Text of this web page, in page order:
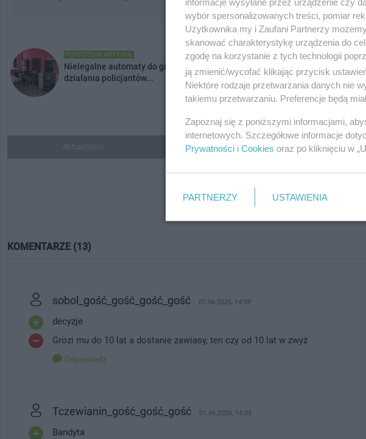
POPRZEDNI ARTYKUŁ
Nielegalne automaty do gier zabezpieczone. Wspólne
działania policjantów...
Do ulubionych
KOMENTARZE (13)
sobol_gość_gość_gość_gość 01.06.2026, 14:09
decyzje
Grozi mu do 10 lat a dostanie zawiasy, ten czy od 10 lat w zwyż
Odpowiedz
Tczewianin_gość_gość_gość 01.06.2026, 14:33
Bandyta
wybór spersonalizowanych treści, pomiar
Użytkownika my i Zaufani Partnerzy
skanować charakterystykę urządzenia do
zgodę na korzystanie z tych technologii
ją zmienić/wycofać klikając przycisk
Niektóre rodzaje przetwarzania danych nie
takiemu przetwarzaniu. Preferencje będą
Zapoznaj się z poniższymi informacjami,
internetowych. Szczegółowe informacje
Prywatności i Cookies oraz po kliknięciu w
PARTNERZY USTAWIENIA